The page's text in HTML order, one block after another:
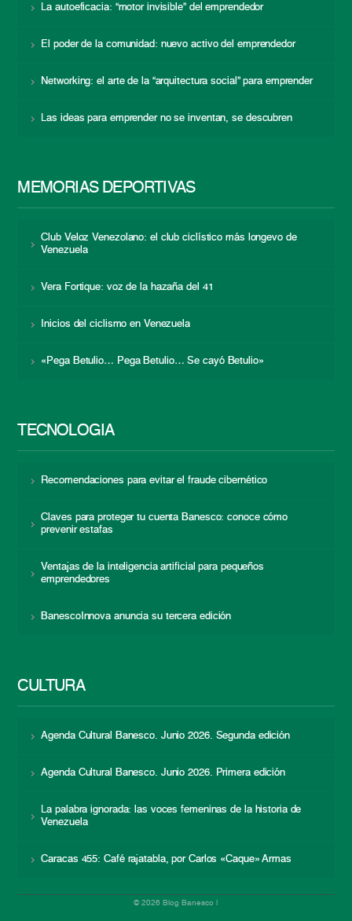
La autoeficacia: “motor invisible” del emprendedor
El poder de la comunidad: nuevo activo del emprendedor
Networking: el arte de la “arquitectura social” para emprender
Las ideas para emprender no se inventan, se descubren
MEMORIAS DEPORTIVAS
Club Veloz Venezolano: el club ciclístico más longevo de
Venezuela
Vera Fortique: voz de la hazaña del 41
Inicios del ciclismo en Venezuela
«Pega Betulio… Pega Betulio… Se cayó Betulio»
TECNOLOGÍA
Recomendaciones para evitar el fraude cibernético
Claves para proteger tu cuenta Banesco: conoce cómo
prevenir estafas
Ventajas de la inteligencia artificial para pequeños
emprendedores
BanescoInnova anuncia su tercera edición
CULTURA
Agenda Cultural Banesco. Junio 2026. Segunda edición
Agenda Cultural Banesco. Junio 2026. Primera edición
La palabra ignorada: las voces femeninas de la historia de
Venezuela
Caracas 455: Café rajatabla, por Carlos «Caque» Armas
© 2026 Blog Banesco |